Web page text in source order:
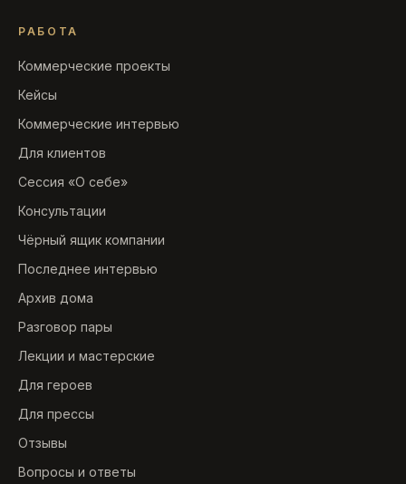
РАБОТА
Коммерческие проекты
Кейсы
Коммерческие интервью
Для клиентов
Сессия «О себе»
Консультации
Чёрный ящик компании
Последнее интервью
Архив дома
Разговор пары
Лекции и мастерские
Для героев
Для прессы
Отзывы
Вопросы и ответы